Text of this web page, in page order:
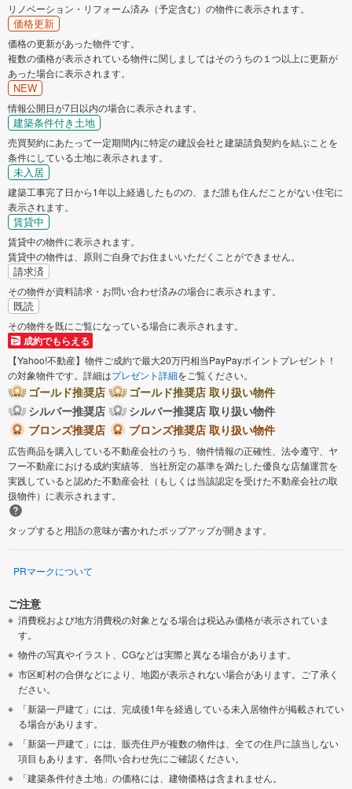
リノベーション・リフォーム済み（予定含む）の物件に表示されます。
価格更新
価格の更新があった物件です。
複数の価格が表示されている物件に関しましてはそのうちの１つ以上に更新が
あった場合に表示されます。
NEW
情報公開日が7日以内の場合に表示されます。
建築条件付き土地
売買契約にあたって一定期間内に特定の建設会社と建築請負契約を結ぶことを
条件にしている土地に表示されます。
未入居
建築工事完了日から1年以上経過したものの、まだ誰も住んだことがない住宅に
表示されます。
賃貸中
賃貸中の物件に表示されます。
賃貸中の物件は、原則ご自身でお住まいいただくことができません。
請求済
その物件が資料請求・お問い合わせ済みの場合に表示されます。
既読
その物件を既にご覧になっている場合に表示されます。
成約でもらえる
【Yahoo!不動産】物件ご成約で最大20万円相当PayPayポイントプレゼント！
の対象物件です。詳細はプレゼント詳細をご覧ください。
ゴールド推奨店
ゴールド推奨店 取り扱い物件
シルバー推奨店
シルバー推奨店 取り扱い物件
ブロンズ推奨店
ブロンズ推奨店 取り扱い物件
広告商品を購入している不動産会社のうち、物件情報の正確性、法令遵守、ヤ
フー不動産における成約実績等、当社所定の基準を満たした優良な店舗運営を
実践していると認めた不動産会社（もしくは当該認定を受けた不動産会社の取
扱物件）に表示されます。
タップすると用語の意味が書かれたポップアップが開きます。
PRマークについて
ご注意
消費税および地方消費税の対象となる場合は税込み価格が表示されていま
す。
物件の写真やイラスト、CGなどは実際と異なる場合があります。
市区町村の合併などにより、地図が表示されない場合があります。ご了承く
ださい。
「新築一戸建て」には、完成後1年を経過している未入居物件が掲載されてい
る場合があります。
「新築一戸建て」には、販売住戸が複数の物件は、全ての住戸に該当しない
項目もあります。各問い合わせ先にご確認ください。
「建築条件付き土地」の価格には、建物価格は含まれません。